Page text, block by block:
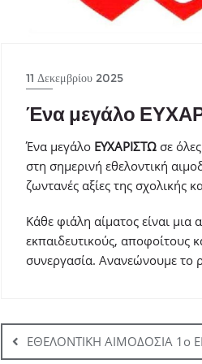
11 Δεκεμβρίου 2025
Ένα μεγάλο
Ένα μεγάλο ΕΥΧΑΡΙΣΤΩσε
στη σημερινή εθελοντική
ζωντανές αξίες της σχολικής
Κάθε φιάλη αίματος είναι
εκπαιδευτικούς, αποφοίτους
συνεργασία. Ανανεώνουμε το
Πλοήγηση
άρθρων
ΕΘΕΛΟΝΤΙΚΗ ΑΙΜΟΔΟΣΙΑ 1ο